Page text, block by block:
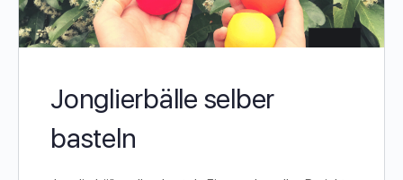
Jonglierbälle selber
basteln